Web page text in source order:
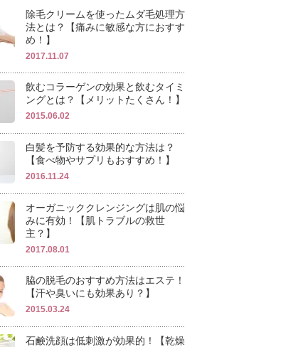
除毛クリームを使ったムダ毛処理方
法とは？【痛みに敏感な方におすす
め！】
2017.11.07
飲むコラーゲンの効果と飲むタイミ
ングとは？【メリットたくさん！】
2015.06.02
白髪を予防する効果的な方法は？
【食べ物やサプリもおすすめ！】
2016.11.24
オーガニッククレンジングは肌の悩
みに有効！【肌トラブルの救世
主？】
2017.08.01
脇の脱毛のおすすめ方法はエステ！
【汗や臭いにも効果あり？】
2015.03.24
石鹸洗顔は低刺激が効果的！【乾燥